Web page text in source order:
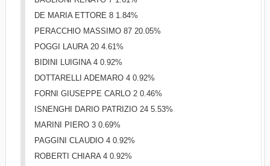
DE MARIA ETTORE 8 1.84%
PERACCHIO MASSIMO 87 20.05%
POGGI LAURA 20 4.61%
BIDINI LUIGINA 4 0.92%
DOTTARELLI ADEMARO 4 0.92%
FORNI GIUSEPPE CARLO 2 0.46%
ISNENGHI DARIO PATRIZIO 24 5.53%
MARINI PIERO 3 0.69%
PAGGINI CLAUDIO 4 0.92%
ROBERTI CHIARA 4 0.92%